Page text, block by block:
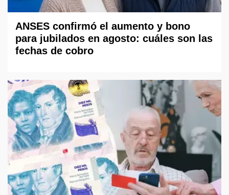
ANSES confirmó el aumento y bono
para jubilados en agosto: cuáles son las
fechas de cobro